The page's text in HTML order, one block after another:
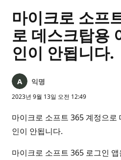
마이크로 소프
로 데스크탑용
인이 안됩니다.
익명
2023년 9월 13일 오전 12:49
마이크로 소프트 365 계정으로
인이 안됩니다.
마이크로 소프트 365 로그인